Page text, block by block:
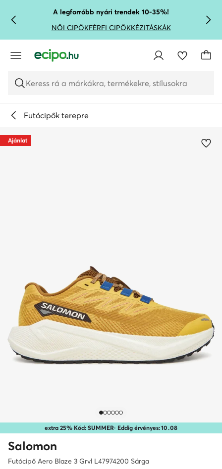
UGRÁS A FŐ TARTALOMRA
UGRÁS A KERESÉSHEZA legforróbb nyári trendek 10-35%!
NŐI CIPŐKFÉRFI CIPŐKKÉZITÁSKÁK
Keress rá a márkákra, termékekre, stílusokra
Futócipők terepre
extra 25% Kód: SUMMER· Eddig érvényes:10.08
Ajánlat
Salomon
Futócipő Aero Blaze 3 Grvl L47974200 Sárga